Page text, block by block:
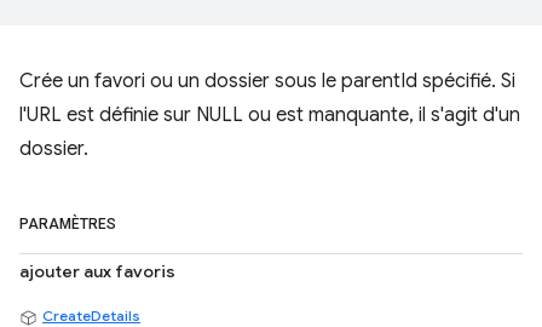
Crée un favori ou un dossier sous le parentId spécifié. Si
l'URL est définie sur NULL ou est manquante, il s'agit d'un
dossier.
PARAMÈTRES
ajouter aux favoris
CreateDetails